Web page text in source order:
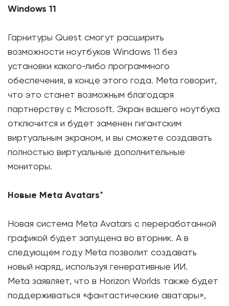
Windows 11
Гарнитуры Quest смогут расширить
возможности ноутбуков Windows 11 без
установки какого-либо программного
обеспечения, в конце этого года. Meta говорит,
что это станет возможным благодаря
партнерству с Microsoft. Экран вашего ноутбука
отключится и будет заменен гигантским
виртуальным экраном, и вы сможете создавать
полностью виртуальные дополнительные
мониторы.
Новые Meta Avatars*
Новая система Meta Avatars с переработанной
графикой будет запущена во вторник. А в
следующем году Meta позволит создавать
новый наряд, используя генеративные ИИ.
Meta заявляет, что в Horizon Worlds также будет
поддерживаться «фантастические аватары»,